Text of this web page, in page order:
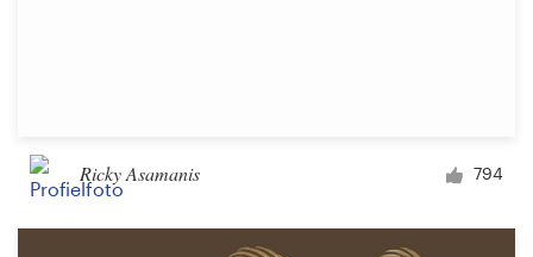
Ricky Asamanis 794